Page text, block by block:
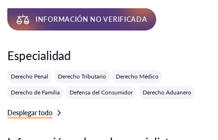
INFORMACIÓN NO VERIFICADA
Especialidad
Derecho Penal Derecho Tributario Derecho Médico
Derecho de Familia Defensa del Consumidor Derecho Aduanero
Desplegar todo